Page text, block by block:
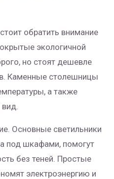
обратить внимание
экологичной
но стоят дешевле
Каменные столешницы
а также
вид.
Основные светильники
под шкафами, помогут
без теней. Простые
электроэнергию и